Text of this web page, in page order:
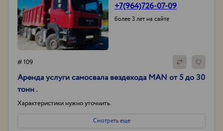
+7(964)726-07-09
более 3 лет на сайте
# 109
Аренда услуги самосвала вездехода MAN от 5 до 30
тонн .
Характеристики нужно уточнить.
Смотреть еще